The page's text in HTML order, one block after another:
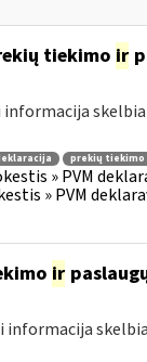
tiekimo ir
informacija
prekių tiekimo
» PVM
» PVM
ir
informacija